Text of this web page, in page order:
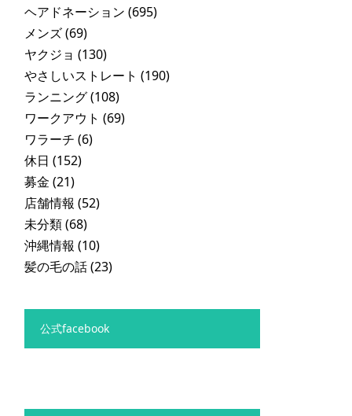
ヘアドネーション (695)
メンズ(69)
ヤクジョ (130)
やさしいストレート (190)
ランニング(108)
ワークアウト (69)
ワラーチ (6)
休日 (152)
募金 (21)
店舗情報 (52)
未分類(68)
沖縄情報 (10)
髪の毛の話(23)
公式facebook